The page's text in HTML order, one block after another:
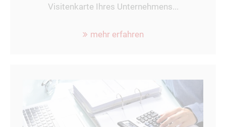
Visitenkarte Ihres Unternehmens...
mehr erfahren